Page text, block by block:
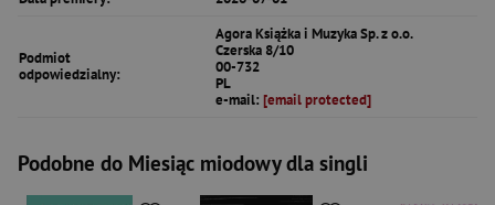
Podmiot
odpowiedzialny:
Agora Książka i Muzyka Sp. z o.o.
Czerska 8/10
00-732
PL
e-mail: [email protected]
Podobne do Miesiąc miodowy dla singli